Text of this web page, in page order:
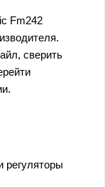
Fm242
сверить
регуляторы